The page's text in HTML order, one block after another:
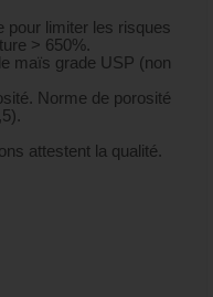
pour limiter les risques
> 650%.
maïs grade USP (non
Norme de porosité
attestent la qualité.